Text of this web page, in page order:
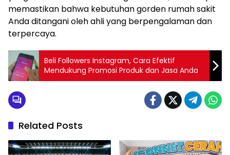
memastikan bahwa kebutuhan gorden rumah sakit
Anda ditangani oleh ahli yang berpengalaman dan
terpercaya.
Beli Followers Instagram, Cara Efektif
Mendukung Promosi Produk dan Jasa Anda
Related Posts